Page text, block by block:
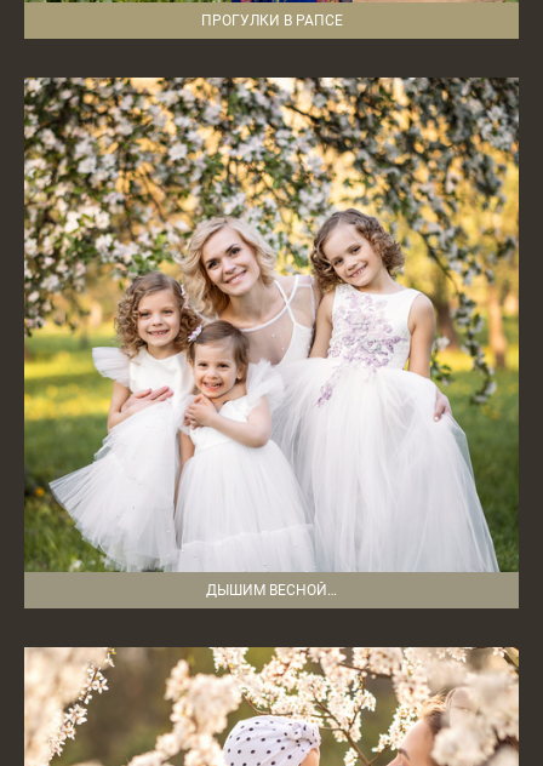
ПРОГУЛКИ В РАПСЕ
ДЫШИМ ВЕСНОЙ…